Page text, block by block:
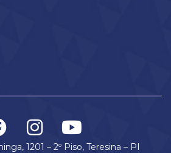
1201 – 2º Piso, Teresina – PI